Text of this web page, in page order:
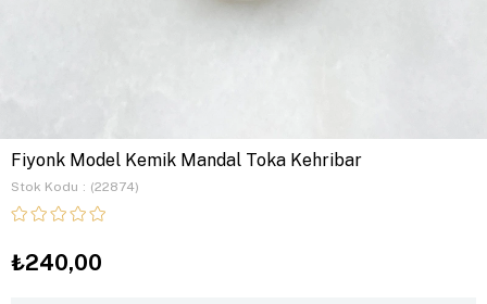
Fiyonk Model Kemik Mandal Toka Kehribar
Stok Kodu (22874)
₺240,00